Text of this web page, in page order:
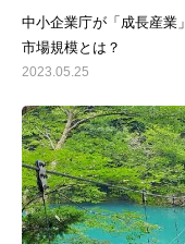
中小企業庁が「成長産業
市場規模とは？
2023.05.25